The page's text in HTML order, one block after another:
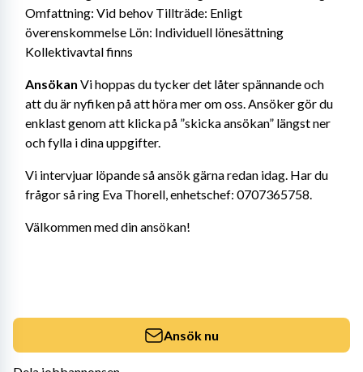
Omfattning: Vid behov Tillträde: Enligt
överenskommelse Lön: Individuell lönesättning
Kollektivavtal finns
Ansökan Vi hoppas du tycker det låter spännande och
att du är nyfiken på att höra mer om oss. Ansöker gör du
enklast genom att klicka på ”skicka ansökan” längst ner
och fylla i dina uppgifter.
Vi intervjuar löpande så ansök gärna redan idag. Har du
frågor så ring Eva Thorell, enhetschef: 0707365758.
Välkommen med din ansökan!
Ansök nu